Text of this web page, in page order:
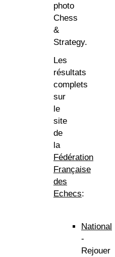
photo
Chess
&
Strategy.
Les
résultats
complets
sur
le
site
de
la
Fédération
Française
des
Echecs:
National
-
Rejouer